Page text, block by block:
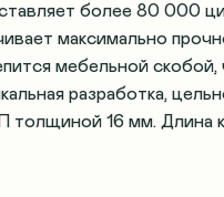
более 80 000
максимально
мебельной скобой,
разработка,
16 мм. Длина